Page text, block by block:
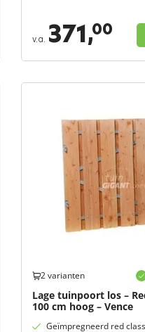
v.a. 371,00
2 varianten
Lage tuinpoort los –
100 cm hoog – Vence
Geïmpregneerd red